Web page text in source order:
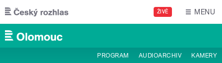
Přejít k hlavnímu obsahu
ŽIVĚ MENU
PROGRAM AUDIOARCHIV KAMERY